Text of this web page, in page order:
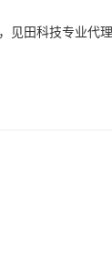
田科技专业代